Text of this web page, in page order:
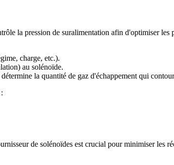
la pression de suralimentation afin d'optimiser
charge, etc.).
au solénoïde.
la quantité de gaz d'échappement qui
de solénoïdes est crucial pour minimiser les